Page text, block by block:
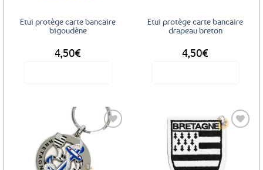
Etui protège carte bancaire
bigoudène
4,50€
Etui protège carte bancaire
drapeau breton
4,50€